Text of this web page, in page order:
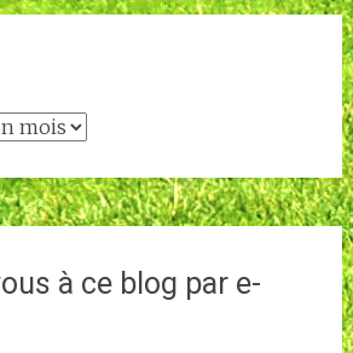
à ce blog par e-